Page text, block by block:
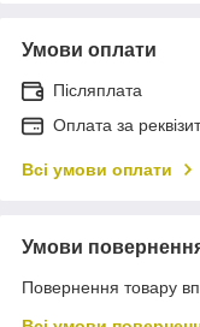
Умови оплати
Післяплата
Оплата за
Всі умови оплати
Умови
Повернення товару